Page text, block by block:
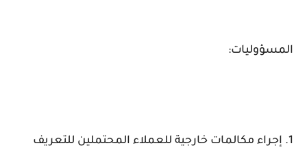
المسؤوليات:
1. إجراء مكالمات خارجية للعملاء المحتملين للتعريف